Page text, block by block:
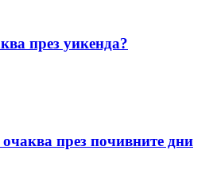
през уикенда?
през почивните дни